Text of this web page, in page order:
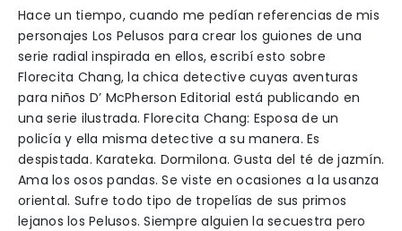
Hace un tiempo, cuando me pedían referencias de mis
personajes Los Pelusos para crear los guiones de una
serie radial inspirada en ellos, escribí esto sobre
Florecita Chang, la chica detective cuyas aventuras
para niños D’ McPherson Editorial está publicando en
una serie ilustrada. Florecita Chang: Esposa de un
policía y ella misma detective a su manera. Es
despistada. Karateka. Dormilona. Gusta del té de jazmín.
Ama los osos pandas. Se viste en ocasiones a la usanza
oriental. Sufre todo tipo de tropelías de sus primos
lejanos los Pelusos. Siempre alguien la secuestra pero